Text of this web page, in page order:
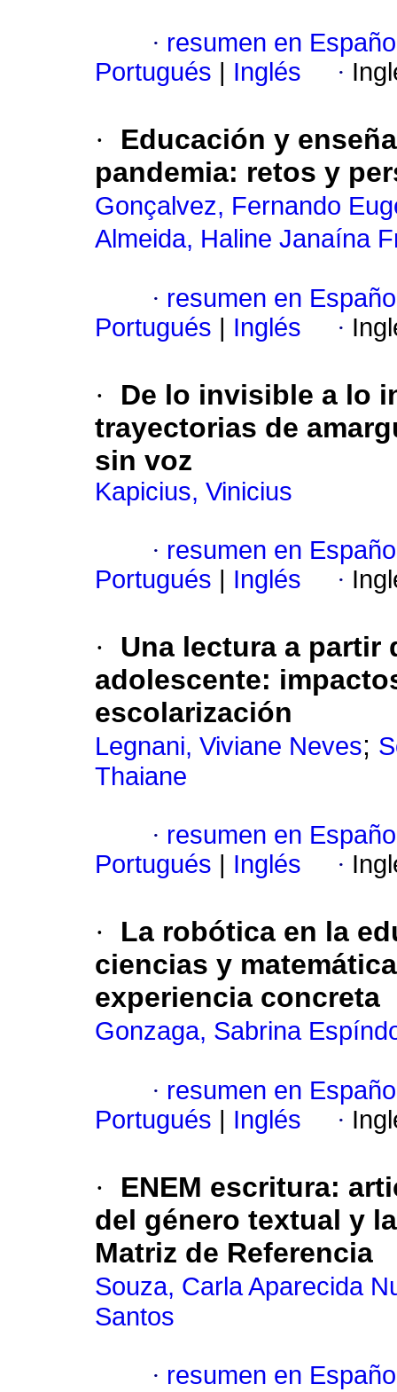
· resumen en
Portugués
Inglés ·
·
Educación y
pandemia: retos y
Gonçalvez, Fernando
Almeida, Haline Janaína
· resumen en
Portugués
Inglés ·
·
De lo invisible a lo
trayectorias de
sin voz
Kapicius, Vinicius
· resumen en
Portugués
Inglés ·
·
Una lectura a
adolescente:
escolarización
Legnani, Viviane Neves;
Thaiane
· resumen en
Portugués
Inglés ·
·
La robótica en la
ciencias y
experiencia concreta
Gonzaga, Sabrina
· resumen en
Portugués
Inglés ·
·
ENEM escritura:
del género textual y
Matriz de Referencia
Souza, Carla Aparecida
Santos
· resumen en